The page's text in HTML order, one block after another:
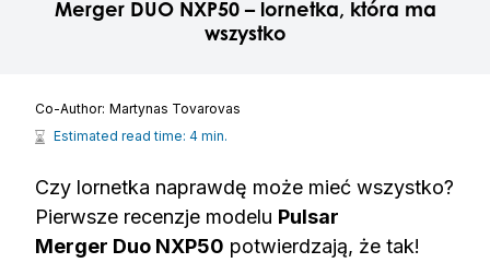
Merger DUO NXP50 – lornetka, która ma
wszystko
Co-Author: Martynas Tovarovas
Estimated read time: 4 min.
Czy lornetka naprawdę może mieć wszystko?
Pierwsze recenzje modelu Pulsar
Merger Duo NXP50 potwierdzają, że tak!